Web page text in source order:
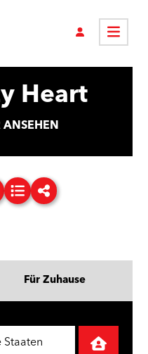
Heart
ANSEHEN
Für Zuhause